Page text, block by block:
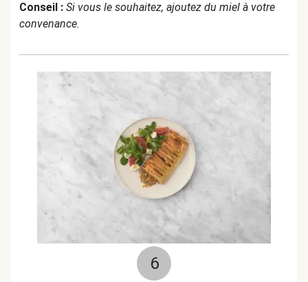
Conseil : Si vous le souhaitez, ajoutez du miel à votre
convenance.
6